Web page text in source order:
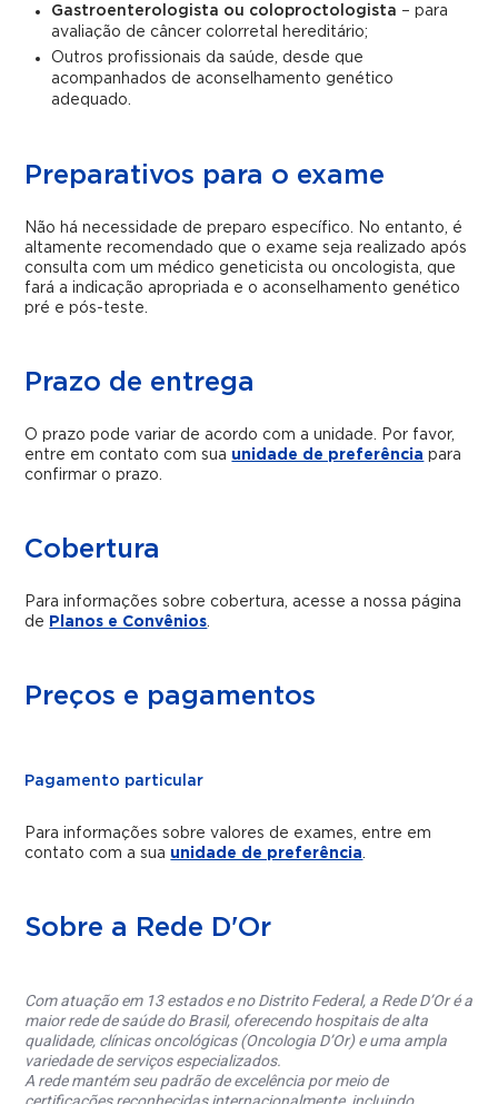
Gastroenterologista ou coloproctologista – para
avaliação de câncer colorretal hereditário;
Outros profissionais da saúde, desde que
acompanhados de aconselhamento genético
adequado.
Preparativos para o exame
Não há necessidade de preparo específico. No entanto, é
altamente recomendado que o exame seja realizado após
consulta com um médico geneticista ou oncologista, que
fará a indicação apropriada e o aconselhamento genético
pré e pós-teste.
Prazo de entrega
O prazo pode variar de acordo com a unidade. Por favor,
entre em contato com sua unidade de preferência para
confirmar o prazo.
Cobertura
Para informações sobre cobertura, acesse a nossa página
de Planos e Convênios.
Preços e pagamentos
Pagamento particular
Para informações sobre valores de exames, entre em
contato com a sua unidade de preferência.
Sobre a Rede D'Or
Com atuação em 13 estados e no Distrito Federal, a Rede D’Or é a
maior rede de saúde do Brasil, oferecendo hospitais de alta
qualidade, clínicas oncológicas (Oncologia D’Or) e uma ampla
variedade de serviços especializados.
A rede mantém seu padrão de excelência por meio de